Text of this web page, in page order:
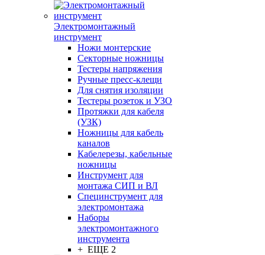
Электромонтажный
инструмент
Ножи монтерские
Секторные ножницы
Тестеры напряжения
Ручные пресс-клещи
Для снятия изоляции
Тестеры розеток и УЗО
Протяжки для кабеля
(УЗК)
Ножницы для кабель
каналов
Кабелерезы, кабельные
ножницы
Инструмент для
монтажа СИП и ВЛ
Специнструмент для
электромонтажа
Наборы
электромонтажного
инструмента
+ ЕЩЕ 2